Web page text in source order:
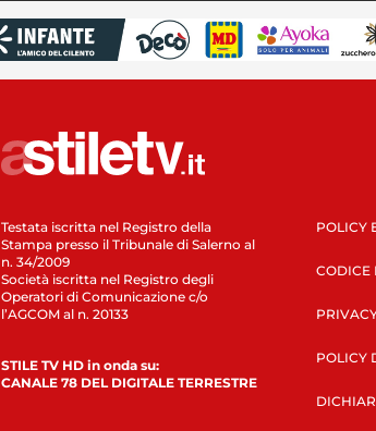
Testata iscritta nel Registro della
Stampa presso il Tribunale di Salerno al
n. 34/2009
Società iscritta nel Registro degli
Operatori di Comunicazione c/o
l’AGCOM al n. 20133
STILE TV HD in onda su:
CANALE 78 DEL DIGITALE TERRESTRE
POLICY
CODICE
POLICY